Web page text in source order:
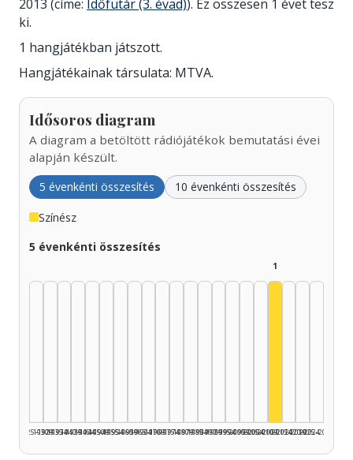
2013 (címe: Időfutár (3. évad)). Ez összesen 1 évet tesz
ki.
1 hangjátékban játszott.
Hangjátékainak társulata: MTVA.
Idősoros diagram
A diagram a betöltött rádiójátékok bemutatási évei
alapján készült.
5 évenkénti összesítés 10 évenkénti összesítés
Színész
5 évenkénti összesítés
1925–1929
1930–1934
1935–1939
1940–1944
1945–1949
1950–1954
1955–1959
1960–1964
1965–1969
1970–1974
1975–1979
1980–1984
1985–1989
1990–1994
1995–1999
2000–2004
2005–2009
1
2010–2014
2015–2019
2020–2024
2025–2026